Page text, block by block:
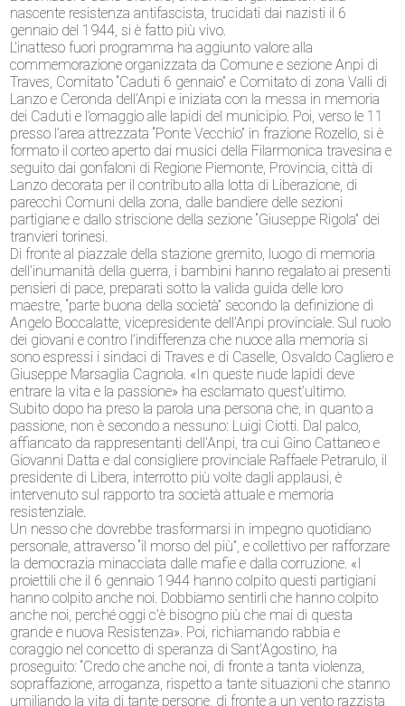
nascente resistenza antifascista, trucidati dai nazisti il 6
gennaio del 1944, si è fatto più vivo.
L’inatteso fuori programma ha aggiunto valore alla
commemorazione organizzata da Comune e sezione Anpi di
Traves, Comitato “Caduti 6 gennaio” e Comitato di zona Valli di
Lanzo e Ceronda dell’Anpi e iniziata con la messa in memoria
dei Caduti e l’omaggio alle lapidi del municipio. Poi, verso le 11
presso l’area attrezzata “Ponte Vecchio” in frazione Rozello, si è
formato il corteo aperto dai musici della Filarmonica travesina e
seguito dai gonfaloni di Regione Piemonte, Provincia, città di
Lanzo decorata per il contributo alla lotta di Liberazione, di
parecchi Comuni della zona, dalle bandiere delle sezioni
partigiane e dallo striscione della sezione “Giuseppe Rigola” dei
tranvieri torinesi.
Di fronte al piazzale della stazione gremito, luogo di memoria
dell’inumanità della guerra, i bambini hanno regalato ai presenti
pensieri di pace, preparati sotto la valida guida delle loro
maestre, “parte buona della società” secondo la definizione di
Angelo Boccalatte, vicepresidente dell’Anpi provinciale. Sul ruolo
dei giovani e contro l’indifferenza che nuoce alla memoria si
sono espressi i sindaci di Traves e di Caselle, Osvaldo Cagliero e
Giuseppe Marsaglia Cagnola. «In queste nude lapidi deve
entrare la vita e la passione» ha esclamato quest’ultimo.
Subito dopo ha preso la parola una persona che, in quanto a
passione, non è secondo a nessuno: Luigi Ciotti. Dal palco,
affiancato da rappresentanti dell’Anpi, tra cui Gino Cattaneo e
Giovanni Datta e dal consigliere provinciale Raffaele Petrarulo, il
presidente di Libera, interrotto più volte dagli applausi, è
intervenuto sul rapporto tra società attuale e memoria
resistenziale.
Un nesso che dovrebbe trasformarsi in impegno quotidiano
personale, attraverso “il morso del più”, e collettivo per rafforzare
la democrazia minacciata dalle mafie e dalla corruzione. «I
proiettili che il 6 gennaio 1944 hanno colpito questi partigiani
hanno colpito anche noi. Dobbiamo sentirli che hanno colpito
anche noi, perché oggi c’è bisogno più che mai di questa
grande e nuova Resistenza». Poi, richiamando rabbia e
coraggio nel concetto di speranza di Sant’Agostino, ha
proseguito: “Credo che anche noi, di fronte a tanta violenza,
sopraffazione, arroganza, rispetto a tante situazioni che stanno
umiliando la vita di tante persone, di fronte a un vento razzista